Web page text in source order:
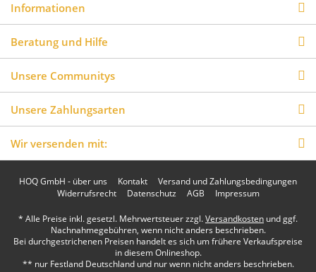
Informationen
Beratung und Hilfe
Unsere Communitys
Unsere Zahlungsarten
Wir versenden mit:
HOQ GmbH - über uns Kontakt
Versand und Zahlungsbedingungen
Widerrufsrecht
Datenschutz AGB Impressum
* Alle Preise inkl. gesetzl. Mehrwertsteuer zzgl.Versandkosten und ggf.
Nachnahmegebühren, wenn nicht anders beschrieben.
Bei durchgestrichenen Preisen handelt es sich um frühere Verkaufspreise
in diesem Onlineshop.
** nur Festland Deutschland und nur wenn nicht anders beschrieben.